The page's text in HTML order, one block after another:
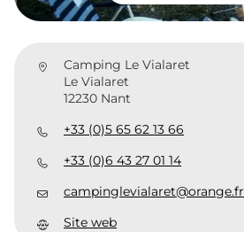
Camping Le Vialaret
Le Vialaret
12230 Nant
+33 (0)5 65 62 13 66
+33 (0)6 43 27 01 14
campinglevialaret@orange.fr
Site web